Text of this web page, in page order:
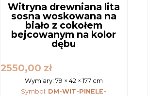
Witryna drewniana lita
sosna woskowana na
biało z cokołem
bejcowanym na kolor
dębu
2550,00 zł
Wymiary: 79 × 42 × 177 cm
Symbol: DM-WIT-PINELE-